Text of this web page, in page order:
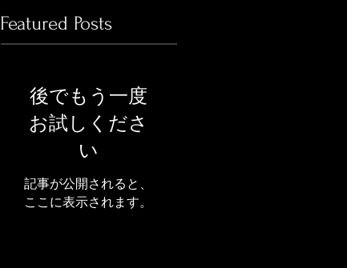
Featured Posts
後でもう一度
お試しくださ
い
記事が公開されると、
ここに表示されます。